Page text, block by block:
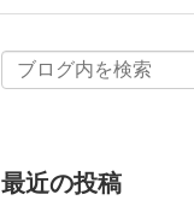
最近の投稿